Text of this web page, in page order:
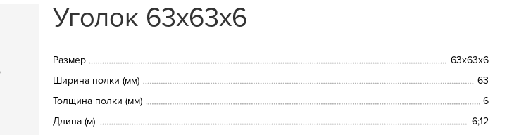
Уголок 63х63х6
Размер
63х63х6
Ширина полки (мм)
63
Толщина полки (мм)
6
Длина (м)
6;12